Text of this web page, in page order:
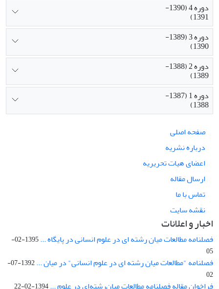
دوره 4 (1390-
1391)
دوره 3 (1389-
1390)
دوره 2 (1388-
1389)
دوره 1 (1387-
1388)
صفحه اصلی
درباره نشریه
اعضای هیات تحریریه
ارسال مقاله
تماس با ما
نقشه سایت
اخبار و اعلانات
فصلنامه مطالعات میان رشته ای در علوم انسانی در پایگاه ...
1395-02-
05
فصلنامه "مطالعات میان رشته ای در علوم انسانی" در میان ...
1392-07-
02
فراخوان مقاله فصلنامه مطالعات میان‌رشته‌ای در علوم ...1394-02-22